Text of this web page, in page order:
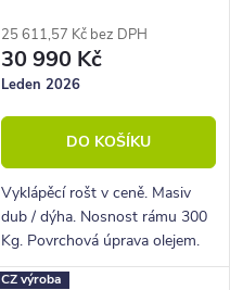
ekokůže
25 611,57 Kč bez DPH
30 990 Kč
Leden 2026
DO KOŠÍKU
Vyklápěcí rošt v ceně. Masiv
dub / dýha. Nosnost rámu 300
Kg. Povrchová úprava olejem.
CZ výroba